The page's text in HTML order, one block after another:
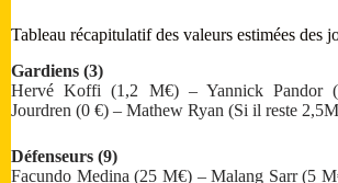
Tableau récapitulatif des valeurs estimées des
Gardiens (3)
Hervé Koffi (1,2 M€) – Yannick Pandor
Jourdren (0 €) – Mathew Ryan (Si il reste
Défenseurs (9)
Facundo Medina (25 M€) – Malang Sarr (5